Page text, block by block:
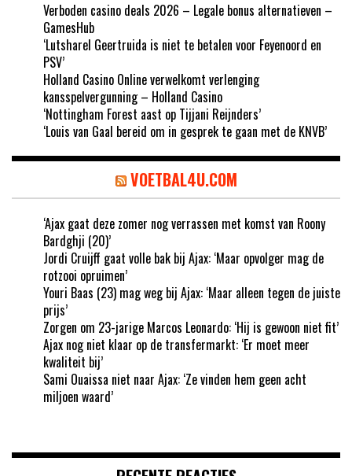
Verboden casino deals 2026 – Legale bonus alternatieven –
GamesHub
‘Lutsharel Geertruida is niet te betalen voor Feyenoord en
PSV’
Holland Casino Online verwelkomt verlenging
kansspelvergunning – Holland Casino
‘Nottingham Forest aast op Tijjani Reijnders’
‘Louis van Gaal bereid om in gesprek te gaan met de KNVB’
VOETBAL4U.COM
‘Ajax gaat deze zomer nog verrassen met komst van Roony
Bardghji (20)’
Jordi Cruijff gaat volle bak bij Ajax: ‘Maar opvolger mag de
rotzooi opruimen’
Youri Baas (23) mag weg bij Ajax: ‘Maar alleen tegen de juiste
prijs’
Zorgen om 23-jarige Marcos Leonardo: ‘Hij is gewoon niet fit’
Ajax nog niet klaar op de transfermarkt: ‘Er moet meer
kwaliteit bij’
Sami Ouaissa niet naar Ajax: ‘Ze vinden hem geen acht
miljoen waard’